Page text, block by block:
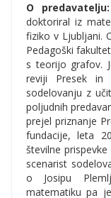
O predavatelju:
doktoriral iz
fiziko v Ljubljani.
Pedagoški
s teorijo grafov.
reviji Presek in
sodelovanju z
poljudnih
prejel priznanje
fundacije, leta
številne
scenarist
o Josipu
matematiku pa